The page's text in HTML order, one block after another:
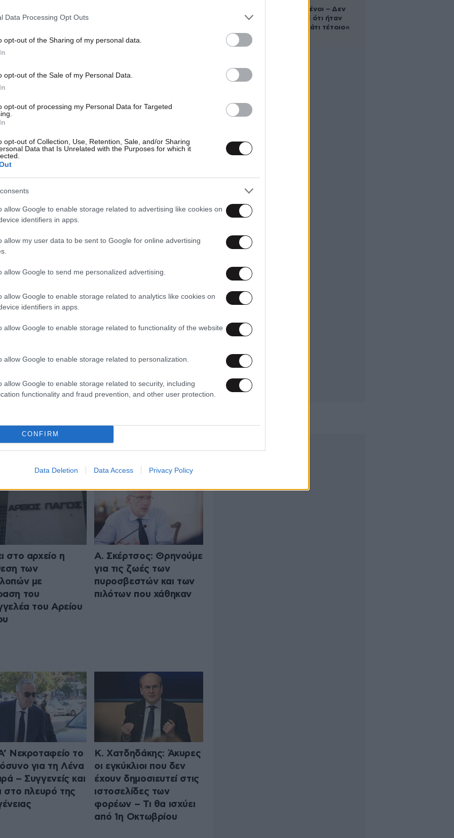
Data Processing Opt Outs
opt-out of the Sharing of my personal data.
opt-out of the Sale of my Personal Data.
opt-out of processing my Personal Data for Targeted
opt-out of Collection, Use, Retention, Sale, and/or Sharing
Data that Is Unrelated with the Purposes for which it
allow Google to enable storage related to advertising like cookies on
identifiers in apps.
allow my user data to be sent to Google for online advertising
allow Google to send me personalized advertising.
allow Google to enable storage related to analytics like cookies on
identifiers in apps.
allow Google to enable storage related to functionality of the website
allow Google to enable storage related to personalization.
allow Google to enable storage related to security, including
functionality and fraud prevention, and other user protection.
CONFIRM
Data Deletion Data Access Privacy Policy
έκρυψε βέβαια τη δίκη του πολιτική
στηριγμένη μόνο στην αγορά. Ξέχασε
ενδιαφέρον για τον κόσμο της εργασίας, το
νοικοκυριά, τους μικρομεσαίους. Δεν μας
και την ενίσχυση της Δημοκρατικής
η ισχυρή αναπτυξιακή συμμαχία κράτους-
η χώρα για να ξεκολλήσει από το τέλμα της
αυτό θα συνεχίσουμε να δουλεύουμε για ένα
Σοσιαλδημοκρατίας», υπογράμμισε η κ.
συντετριμμένοι – Δεν
έδειξε ποτέ ότι ήταν
ικανός για κάτι τέτοιο»
ΠΟΛΙΤΙΚΗ
στο αρχείο η
των
με
του
του Αρείου
Α. Σκέρτσος: Θρηνούμε
για τις ζωές των
πυροσβεστών και των
πιλότων που χάθηκαν
Νεκροταφείο το
για τη Λένα
– Συγγενείς και
στο πλευρό της
Κ. Χατδηδάκης: Άκυρες
οι εγκύκλιοι που δεν
έχουν δημοσιευτεί στις
ιστοσελίδες των
φορέων – Τι θα ισχύει
από 1η Οκτωβρίου